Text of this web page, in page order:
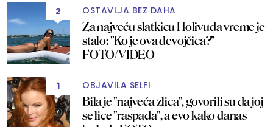
2 OSTAVLJA BEZ DAHA
Za najveću slatkicu Holivuda vreme je
stalo: "Ko je ova devojčica?"
FOTO/VIDEO
1 OBJAVILA SELFI
Bila je "najveća zlica", govorili su da joj
se lice "raspada", a evo kako danas